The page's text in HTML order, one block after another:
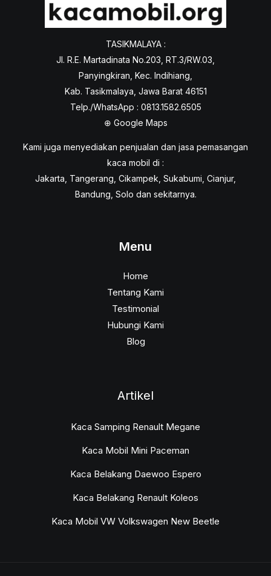
TASIKMALAYA :
Jl. R.E. Martadinata No.203, RT.3/RW.03,
Panyingkiran, Kec. Indihiang,
Kab. Tasikmalaya, Jawa Barat 46151
Telp./WhatsApp : 0813.1582.6505
⊕ Google Maps
Kami juga menyediakan penjualan dan jasa pemasangan
kaca mobil di :
Jakarta, Tangerang, Cikampek, Sukabumi, Cianjur,
Bandung, Solo dan sekitarnya.
Menu
Home
Tentang Kami
Testimonial
Hubungi Kami
Blog
Artikel
Kaca Samping Renault Megane
Kaca Mobil Mini Paceman
Kaca Belakang Daewoo Espero
Kaca Belakang Renault Koleos
Kaca Mobil VW Volkswagen New Beetle